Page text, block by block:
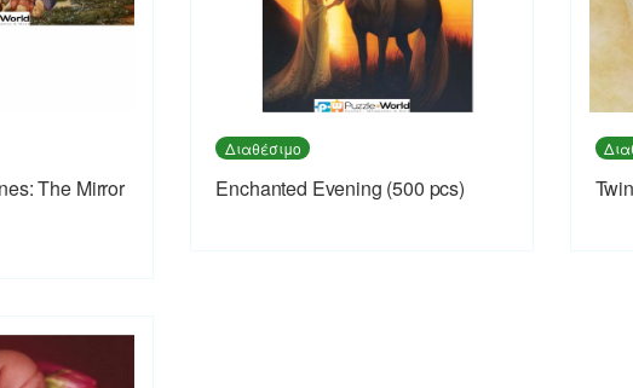
The Mirror
Διαθέσιμο
Enchanted Evening (500 pcs)